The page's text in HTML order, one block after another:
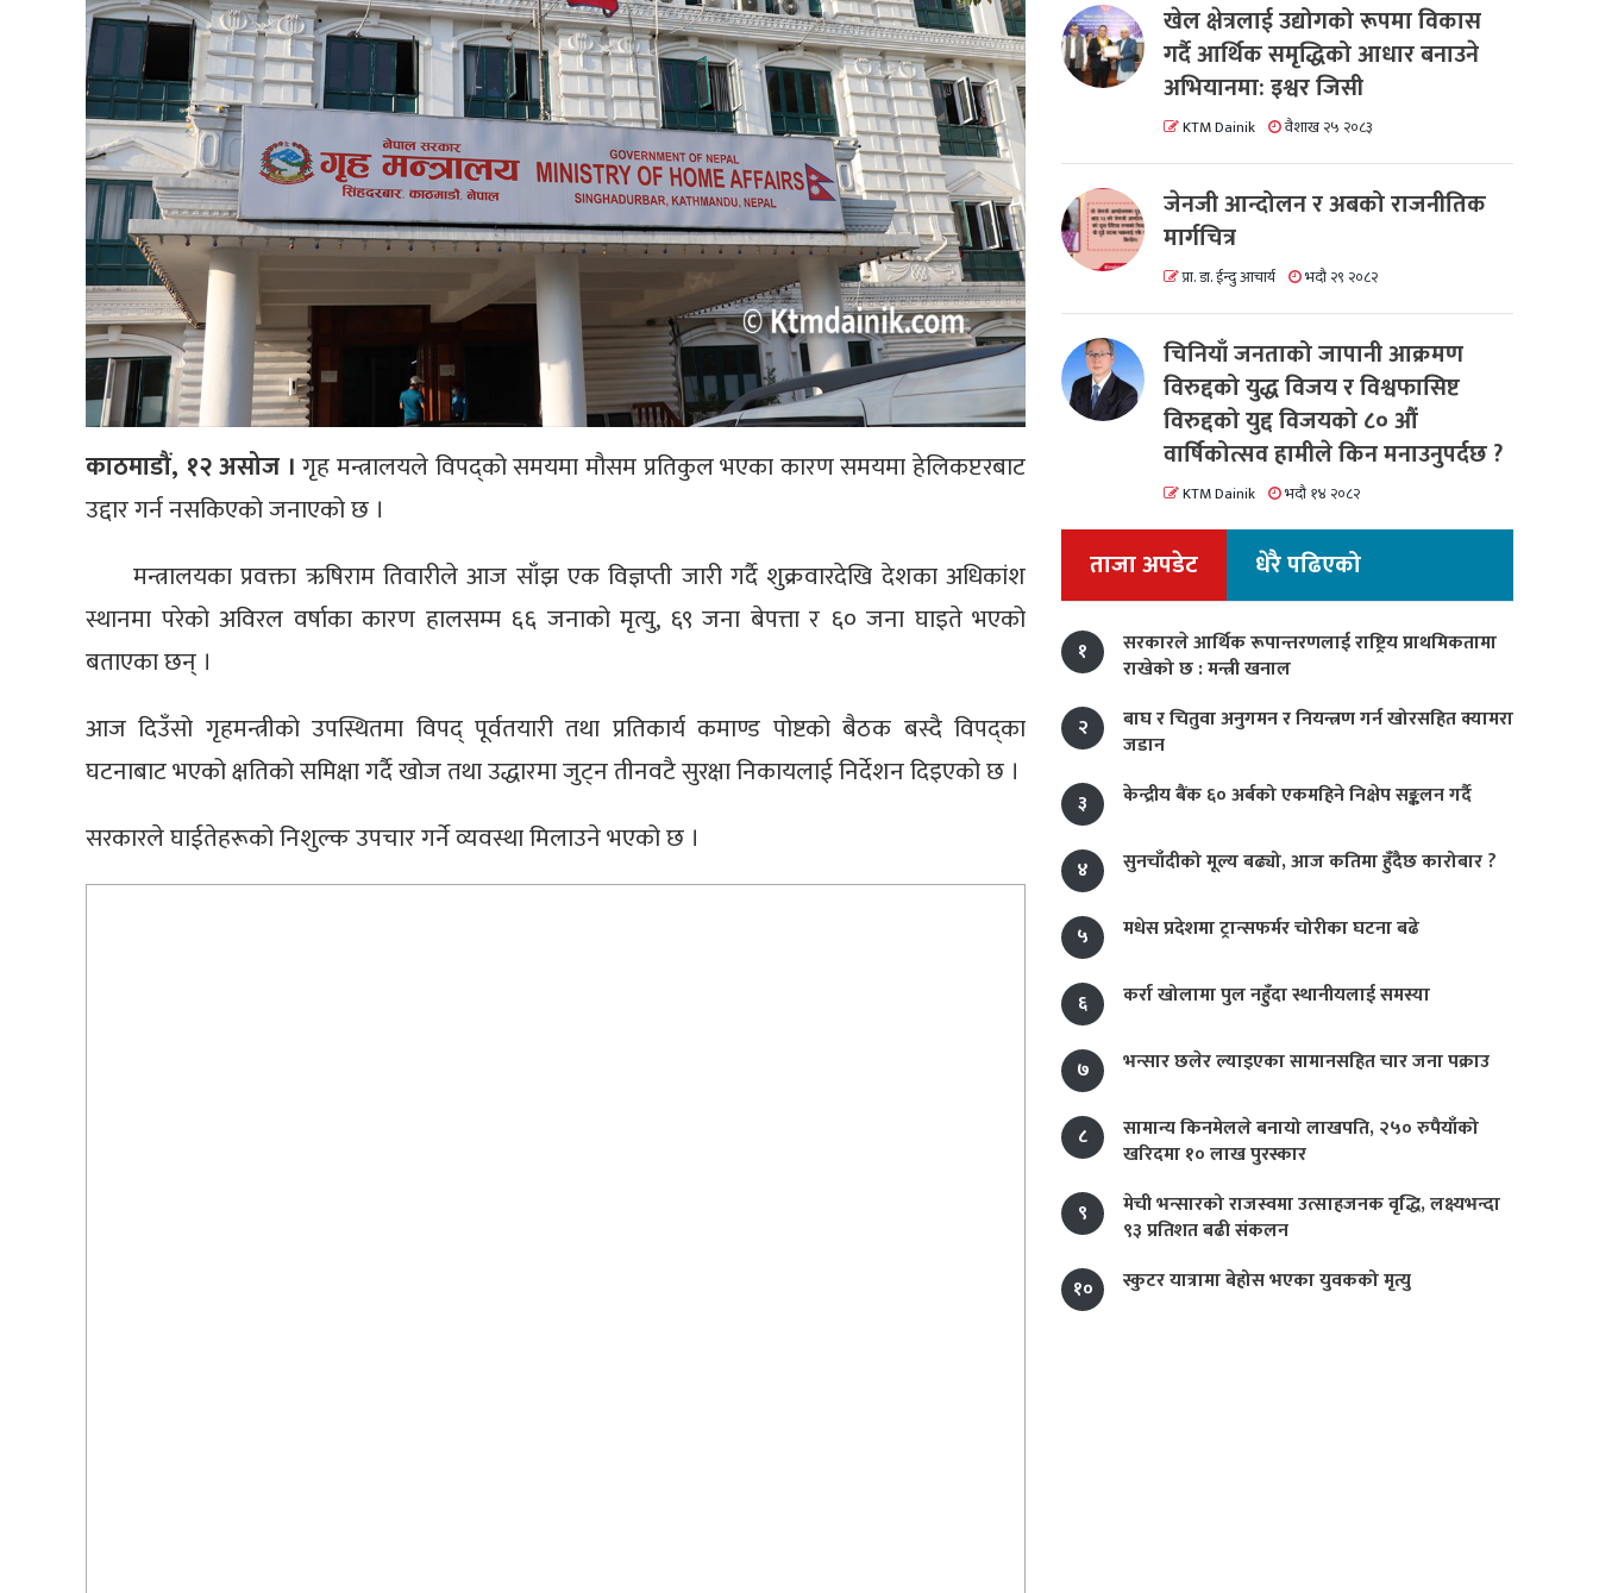
काठमाडौं, १२ असोज । गृह मन्त्रालयले विपद्को समयमा मौसम प्रतिकुल भएका कारण समयमा हेलिकप्टरबाट
उद्दार गर्न नसकिएको जनाएको छ ।
मन्त्रालयका प्रवक्ता ऋषिराम तिवारीले आज साँझ एक विज्ञप्ती जारी गर्दै शुक्रवारदेखि देशका अधिकांश
स्थानमा परेको अविरल वर्षाका कारण हालसम्म ६६ जनाको मृत्यु, ६९ जना बेपत्ता र ६० जना घाइते भएको
बताएका छन् ।
आज दिउँसो गृहमन्त्रीको उपस्थितमा विपद् पूर्वतयारी तथा प्रतिकार्य कमाण्ड पोष्टको बैठक बस्दै विपद्का
घटनाबाट भएको क्षतिको समिक्षा गर्दै खोज तथा उद्धारमा जुट्न तीनवटै सुरक्षा निकायलाई निर्देशन दिइएको छ ।
सरकारले घाईतेहरूको निशुल्क उपचार गर्ने व्यवस्था मिलाउने भएको छ ।
खेल क्षेत्रलाई उद्योगको रूपमा विकास
गर्दै आर्थिक समृद्धिको आधार बनाउने
अभियानमा: इश्वर जिसी
KTM Dainik वैशाख २५ २०८३
जेनजी आन्दोलन र अबको राजनीतिक
मार्गचित्र
प्रा. डा. ईन्दु आचार्य भदौ २९ २०८२
चिनियाँ जनताको जापानी आक्रमण
विरुद्दको युद्ध विजय र विश्वफासिष्ट
विरुद्दको युद्द विजयको ८० औं
वार्षिकोत्सव हामीले किन मनाउनुपर्दछ ?
KTM Dainik भदौ १४ २०८२
ताजा अपडेट धेरै पढिएको
१
सरकारले आर्थिक रूपान्तरणलाई राष्ट्रिय प्राथमिकतामा
राखेको छ : मन्त्री खनाल
२
बाघ र चितुवा अनुगमन र नियन्त्रण गर्न खोरसहित क्यामरा
जडान
३
केन्द्रीय बैंक ६० अर्बको एकमहिने निक्षेप सङ्कलन गर्दै
४ सुनचाँदीको मूल्य बढ्यो, आज कतिमा हुँदैछ कारोबार ?
५ मधेस प्रदेशमा ट्रान्सफर्मर चोरीका घटना बढे
६ कर्रा खोलामा पुल नहुँदा स्थानीयलाई समस्या
७ भन्सार छलेर ल्याइएका सामानसहित चार जना पक्राउ
८
सामान्य किनमेलले बनायो लाखपति, २५० रुपैयाँको
खरिदमा १० लाख पुरस्कार
९
मेची भन्सारको राजस्वमा उत्साहजनक वृद्धि, लक्ष्यभन्दा
९३ प्रतिशत बढी संकलन
१०
स्कुटर यात्रामा बेहोस भएका युवकको मृत्यु